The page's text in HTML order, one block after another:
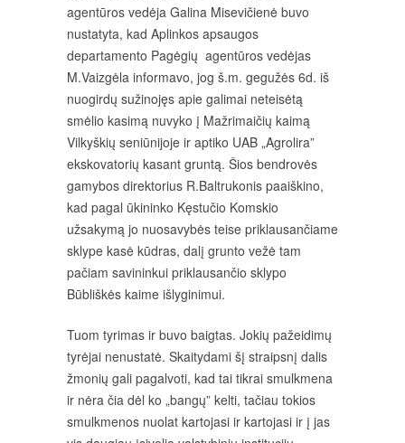
agentūros vedėja Galina Misevičienė buvo
nustatyta, kad Aplinkos apsaugos
departamento Pagėgių agentūros vedėjas
M.Vaizgėla informavo, jog š.m. gegužės 6d. iš
nuogirdų sužinojęs apie galimai neteisėtą
smėlio kasimą nuvyko į Mažrimaičių kaimą
Vilkyškių seniūnijoje ir aptiko UAB „Agrolira”
ekskovatorių kasant gruntą. Šios bendrovės
gamybos direktorius R.Baltrukonis paaiškino,
kad pagal ūkininko Kęstučio Komskio
užsakymą jo nuosavybės teise priklausančiame
sklype kasė kūdras, dalį grunto vežė tam
pačiam savininkui priklausančio sklypo
Būbliškės kaime išlyginimui.
Tuom tyrimas ir buvo baigtas. Jokių pažeidimų
tyrėjai nenustatė. Skaitydami šį straipsnį dalis
žmonių gali pagalvoti, kad tai tikrai smulkmena
ir nėra čia dėl ko „bangų” kelti, tačiau tokios
smulkmenos nuolat kartojasi ir kartojasi ir į jas